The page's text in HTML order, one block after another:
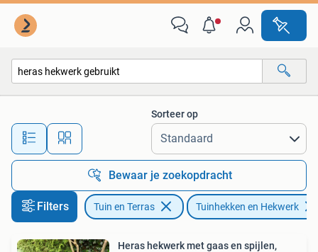
Alle afstanden…
Sorteer op
Bewaar je zoekopdracht
Filters Tuin en Terras Tuinhekken en Hekwerk
Heras hekwerk met gaas en spijlen,